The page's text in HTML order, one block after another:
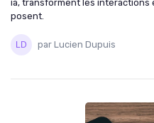
ia, transforment les interactions
posent.
par Lucien Dupuis